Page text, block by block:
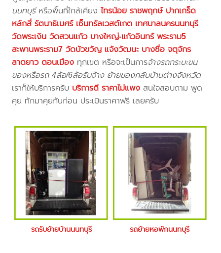
นนทบุรีหรือพื้นที่ใกล้เคียงไทรน้อย ราชพฤกษ์ ปากเกร็ด
หลักสี่ รัตนาธิเบศร์ เซ็นทรัลเวสต์เกต เทศบาลนครนนทบุรี
วัดพระเงิน วัดสวนแก้ว บางใหญ่-แก้วอินทร์ พระราม5
สะพานพระราม7 วัดบัวขวัญ แจ้งวัฒนะ บางซื่อ จตุจักร
ลาดยาว ดอนเมือง ทุกเขต หรือจะเป็นการจ้างรถกระบะขน
ของหรือรถ 4ล้อ/6ล้อรับจ้าง ย้ายของกลับบ้านต่างจังหวัด
เราก็ให้บริการครับ บริการดี ราคาไม่แพง สนใจสอบถาม พูด
คุย ทักมาคุยกันก่อน ประเมินราคาฟรี เลยครับ
รถรับย้ายบ้านนนทบุรี รถย้ายหอพักนนทบุรี